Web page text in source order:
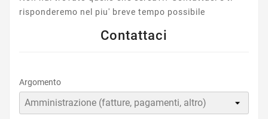
risponderemo nel piu' breve tempo possibile
Contattaci
Argomento